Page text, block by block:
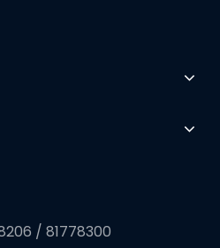
/ 81778300